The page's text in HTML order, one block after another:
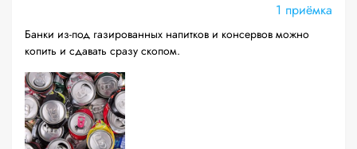
1 приёмка
Банки из-под газированных напитков и консервов можно
копить и сдавать сразу скопом.